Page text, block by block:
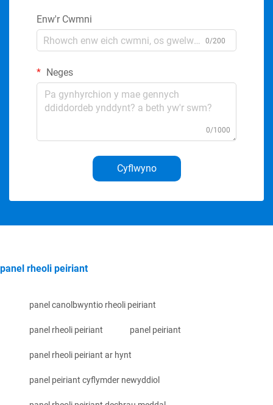
Enw'r Cwmni
0/200
Neges
0/1000
Cyflwyno
panel rheoli peiriant
panel canolbwyntio rheoli peiriant
panel rheoli peiriant panel peiriant
panel rheoli peiriant ar hynt
panel peiriant cyflymder newyddiol